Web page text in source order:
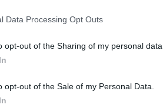
Data Processing Opt Outs
opt-out of the Sharing of my personal data.
opt-out of the Sale of my Personal Data.
a migliorare l’efficienza e la
significativo verso la